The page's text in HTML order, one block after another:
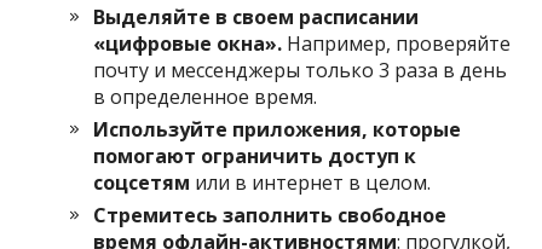
Выделяйте в своем расписании
«цифровые окна». Например, проверяйте
почту и мессенджеры только 3 раза в день
в определенное время.
Используйте приложения, которые
помогают ограничить доступ к
соцсетям или в интернет в целом.
Стремитесь заполнить свободное
время офлайн-активностями: прогулкой,